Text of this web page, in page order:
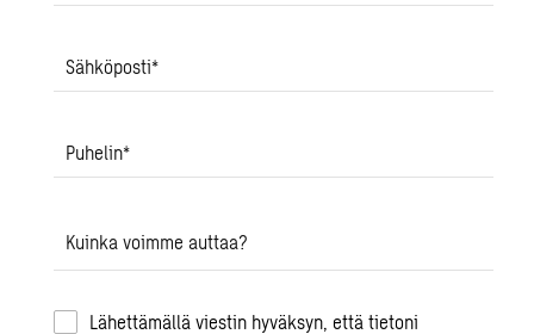
Sähköposti*
Puhelin*
Kuinka voimme auttaa?
Lähettämällä viestin hyväksyn, että tietoni